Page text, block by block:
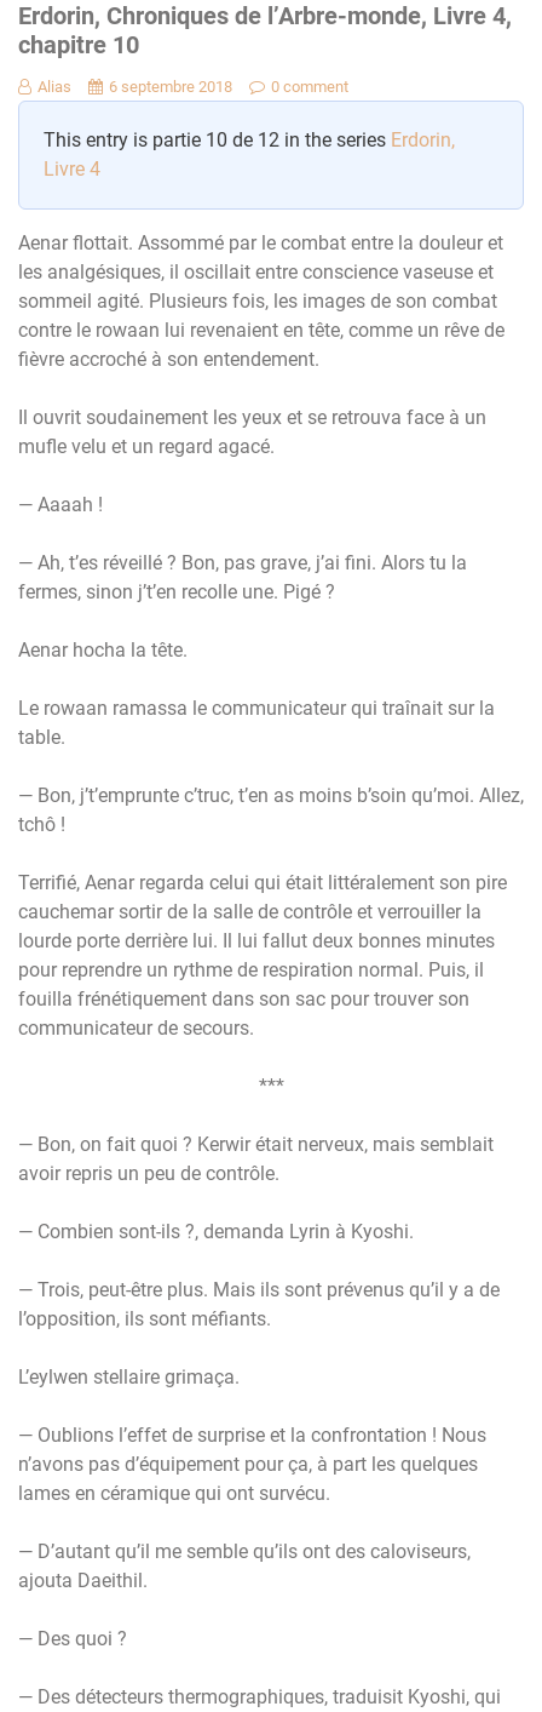
Erdorin, Chroniques de l’Arbre-monde, Livre 4,
chapitre 10
Alias 6 septembre 2018 0 comment
This entry is partie 10 de 12 in the series Erdorin,
Livre 4
Aenar flottait. Assommé par le combat entre la douleur et
les analgésiques, il oscillait entre conscience vaseuse et
sommeil agité. Plusieurs fois, les images de son combat
contre le rowaan lui revenaient en tête, comme un rêve de
fièvre accroché à son entendement.
Il ouvrit soudainement les yeux et se retrouva face à un
mufle velu et un regard agacé.
— Aaaah !
— Ah, t’es réveillé ? Bon, pas grave, j’ai fini. Alors tu la
fermes, sinon j’t’en recolle une. Pigé ?
Aenar hocha la tête.
Le rowaan ramassa le communicateur qui traînait sur la
table.
— Bon, j’t’emprunte c’truc, t’en as moins b’soin qu’moi. Allez,
tchô !
Terrifié, Aenar regarda celui qui était littéralement son pire
cauchemar sortir de la salle de contrôle et verrouiller la
lourde porte derrière lui. Il lui fallut deux bonnes minutes
pour reprendre un rythme de respiration normal. Puis, il
fouilla frénétiquement dans son sac pour trouver son
communicateur de secours.
***
— Bon, on fait quoi ? Kerwir était nerveux, mais semblait
avoir repris un peu de contrôle.
— Combien sont-ils ?, demanda Lyrin à Kyoshi.
— Trois, peut-être plus. Mais ils sont prévenus qu’il y a de
l’opposition, ils sont méfiants.
L’eylwen stellaire grimaça.
— Oublions l’effet de surprise et la confrontation ! Nous
n’avons pas d’équipement pour ça, à part les quelques
lames en céramique qui ont survécu.
— D’autant qu’il me semble qu’ils ont des caloviseurs,
ajouta Daeithil.
— Des quoi ?
— Des détecteurs thermographiques, traduisit Kyoshi, qui